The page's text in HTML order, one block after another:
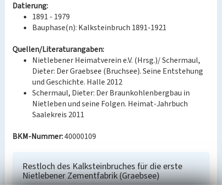
Datierung:
1891 - 1979
Bauphase(n): Kalksteinbruch 1891-1921
Quellen/Literaturangaben:
Nietlebener Heimatverein e.V. (Hrsg.)/ Schermaul,
Dieter: Der Graebsee (Bruchsee). Seine Entstehung
und Geschichte. Halle 2012
Schermaul, Dieter: Der Braunkohlenbergbau in
Nietleben und seine Folgen. Heimat-Jahrbuch
Saalekreis 2011
BKM-Nummer:40000109
Restloch des Kalksteinbruches für die erste
Nietlebener Zementfabrik (Graebsee)